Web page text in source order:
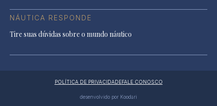
NÁUTICA RESPONDE
Tire suas dúvidas sobre o mundo náutico
POLÍTICA DE PRIVACIDADEFALE CONOSCO
desenvolvido por Koodari